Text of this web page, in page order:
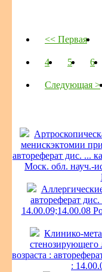
<< Первая
4 5 6
Следующая >
менискэктомии
автореферат дис. ...
Моск. обл. науч.-
автореферат
14.00.09;14.00.08
Клинико-
стенозирующего
возраста :
: